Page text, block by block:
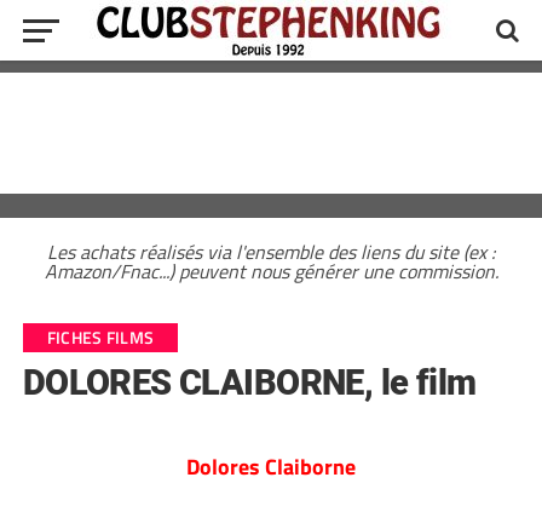
Les achats réalisés via l'ensemble des liens du site (ex :
Amazon/Fnac...) peuvent nous générer une commission.
FICHES FILMS
DOLORES CLAIBORNE, le film
Dolores Claiborne